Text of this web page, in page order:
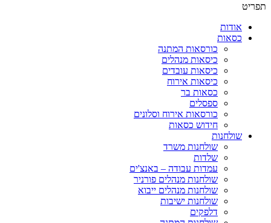
תפריט
אודות
כסאות
כורסאות המתנה
כיסאות מנהלים
כיסאות עובדים
כיסאות אירוח
כסאות בר
ספסלים
כורסאות אירוח וסלונים
חידוש כסאות
שולחנות
שולחנות משרד
שלדות
עמדות עבודה – באנצ'ים
שולחנות מנהלים פורניר
שולחנות מנהלים ייבוא
שולחנות ישיבות
דלפקים